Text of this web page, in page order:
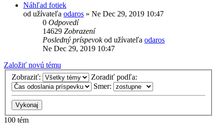
Náhľad fotiek
od užívateľa odaros » Ne Dec 29, 2019 10:47
0 Odpovedí
14629 Zobrazení
Posledný príspevokod užívateľa odaros
Ne Dec 29, 2019 10:47
Založiť novú tému
Zobraziť:
Zoradiť podľa:
Smer:
100 tém